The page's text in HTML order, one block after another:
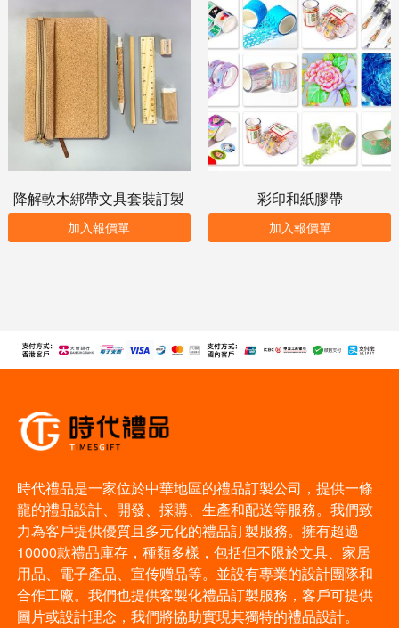
降解軟木綁帶文具套裝訂製
加入報價單
彩印和紙膠帶
加入報價單
時代禮品是一家位於中華地區的禮品訂製公司，提供一條
龍的禮品設計、開發、採購、生產和配送等服務。我們致
力為客戶提供優質且多元化的禮品訂製服務。擁有超過
10000款禮品庫存，種類多樣，包括但不限於文具、家居
用品、電子產品、宣传赠品等。並設有專業的設計團隊和
合作工廠。我們也提供客製化禮品訂製服務，客戶可提供
圖片或設計理念，我們將協助實現其獨特的禮品設計。